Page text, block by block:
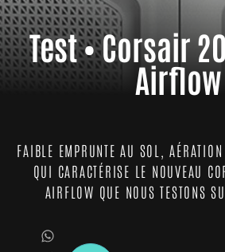
Test • Corsair
Airflow
FAIBLE EMPRUNTE AU SOL,
QUI CARACTÉRISE LE NOUVEAU
AIRFLOW QUE NOUS TESTONS